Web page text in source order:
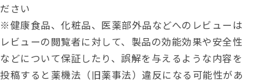
ださい
※健康食品、化粧品、医薬部外品などへのレビューは
レビューの閲覧者に対して、製品の効能効果や安全性
などについて保証したり、誤解を与えるような内容を
投稿すると薬機法（旧薬事法）違反になる可能性があ